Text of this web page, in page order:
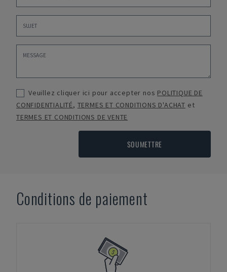
Veuillez cliquer ici pour accepter nos POLITIQUE DE
CONFIDENTIALITÉ, TERMES ET CONDITIONS D'ACHAT et
TERMES ET CONDITIONS DE VENTE
SOUMETTRE
Conditions de paiement